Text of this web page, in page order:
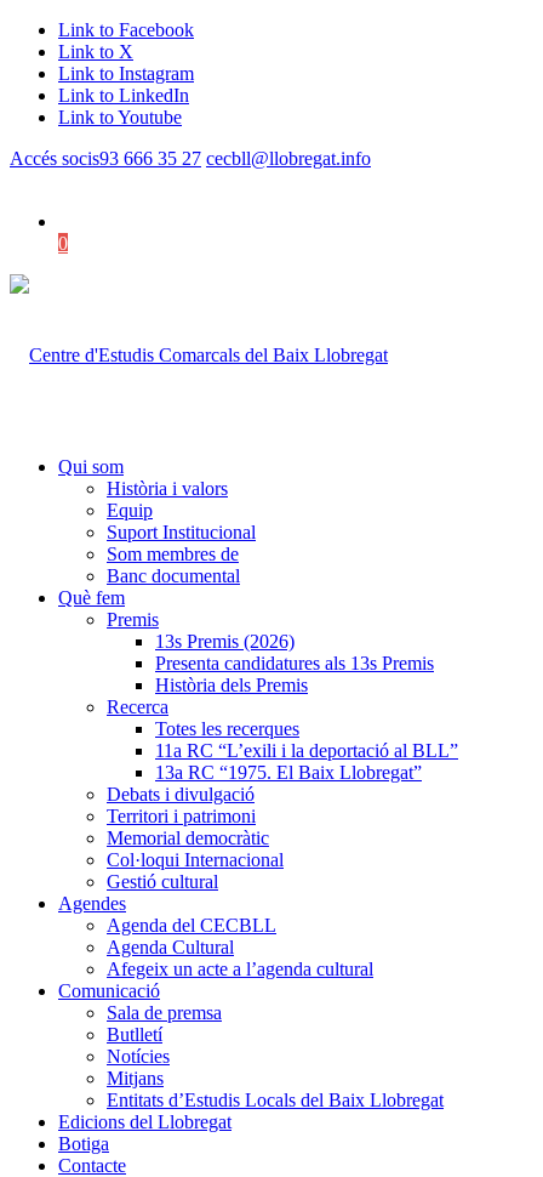
Link to Facebook
Link to X
Link to Instagram
Link to LinkedIn
Link to Youtube
Accés socis93 666 35 27 cecbll@llobregat.info
0
Qui som
Història i valors
Equip
Suport Institucional
Som membres de
Banc documental
Què fem
Premis
13s Premis (2026)
Presenta candidatures als 13s Premis
Història dels Premis
Recerca
Totes les recerques
11a RC “L’exili i la deportació al BLL”
13a RC “1975. El Baix Llobregat”
Debats i divulgació
Territori i patrimoni
Memorial democràtic
Col·loqui Internacional
Gestió cultural
Agendes
Agenda del CECBLL
Agenda Cultural
Afegeix un acte a l’agenda cultural
Comunicació
Sala de premsa
Butlletí
Notícies
Mitjans
Entitats d’Estudis Locals del Baix Llobregat
Edicions del Llobregat
Botiga
Contacte